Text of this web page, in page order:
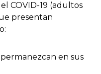
COVID-19 (adultos
presentan
en sus